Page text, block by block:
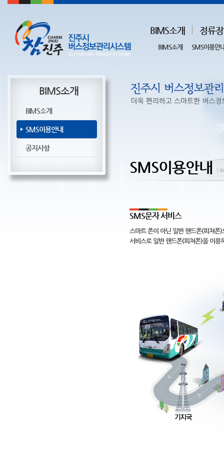
BIMS소개 정류
BIMS소개 SMS이용안
BIMS소개
BIMS소개
SMS이용안내
공지사항
SMS이용안내 ㅣ
SMS문자 서비스
스마트 폰이 아닌 일반 핸드폰(피쳐폰
서비스로 일반 핸드폰(피쳐폰)을 이용